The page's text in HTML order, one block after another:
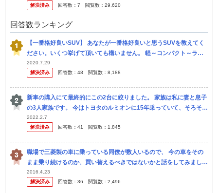
いるので...
解決済み
回答数： 7 閲覧数： 29,620
回答数ランキング
【一番格好良いSUV】 あなたが一番格好良いと思うSUVを教えてく
ださい。いくつ挙げて頂いても構いません。 軽～コンパクト～ラー
ジサイズ、クロスオーバー、SUVクーペ、ハイパワースポーティー
S...
2020.7.29
解決済み
回答数： 48 閲覧数： 8,188
新車の購入にて最終的にこの2台に絞りました。 家族は私に妻と息子
の3人家族です。 今はトヨタのルミオンに15年乗っていて、そろそろ
買い替えのタイミングです。 〜候補〜 1、デリカd5 2、新型...
2022.2.7
解決済み
回答数： 41 閲覧数： 1,845
職場で三菱製の車に乗っている同僚が数人いるので、 今の車をその
まま乗り続けるのか、買い替えるべきではないかと話をしてみました
（車はアウトランダー・パジェロミニ・デリカD5・ランエボ・ekス
ポ...
2016.4.23
解決済み
回答数： 36 閲覧数： 2,496